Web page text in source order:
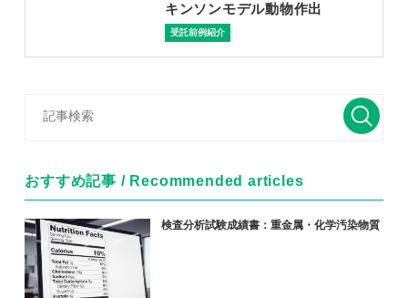
キンソンモデル動物作出
受託前例紹介
おすすめ記事 / Recommended articles
検査分析試験成績書：重金属・化学汚染物質